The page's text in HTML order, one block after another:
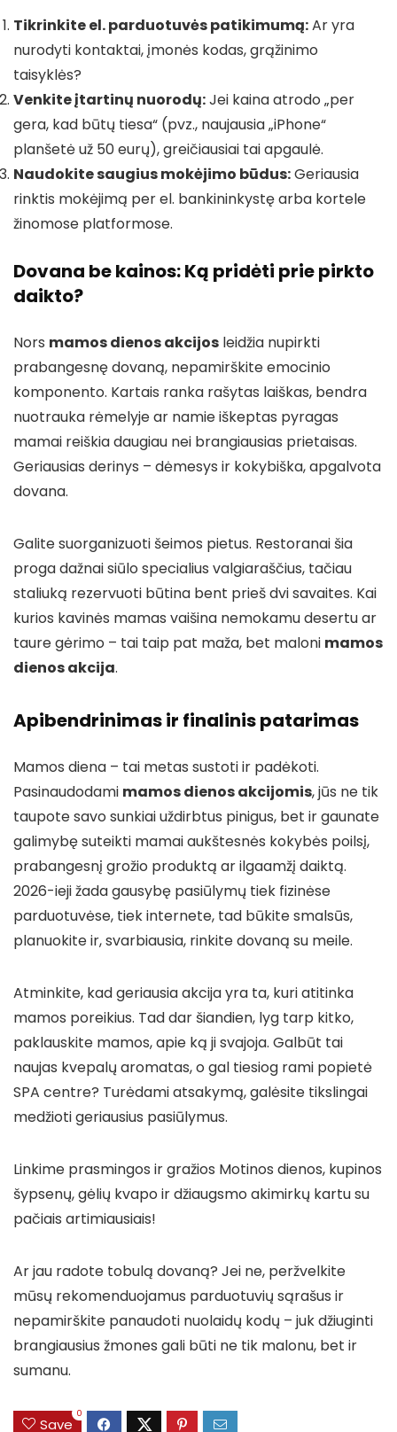
Tikrinkite el. parduotuvės patikimumą:Ar yra
nurodyti kontaktai, įmonės kodas, grąžinimo
taisyklės?
Venkite įtartinų nuorodų:Jei kaina atrodo „per
gera, kad būtų tiesa“ (pvz., naujausia „iPhone“
planšetė už 50 eurų), greičiausiai tai apgaulė.
Naudokite saugius mokėjimo būdus:Geriausia
rinktis mokėjimą per el. bankininkystę arba kortele
žinomose platformose.
Dovana be kainos: Ką pridėti prie pirkto
daikto?
Nors mamos dienos akcijos leidžia nupirkti
prabangesnę dovaną, nepamirškite emocinio
komponento. Kartais ranka rašytas laiškas, bendra
nuotrauka rėmelyje ar namie iškeptas pyragas
mamai reiškia daugiau nei brangiausias prietaisas.
Geriausias derinys – dėmesys ir kokybiška, apgalvota
dovana.
Galite suorganizuoti šeimos pietus. Restoranai šia
proga dažnai siūlo specialius valgiaraščius, tačiau
staliuką rezervuoti būtina bent prieš dvi savaites. Kai
kurios kavinės mamas vaišina nemokamu desertu ar
taure gėrimo – tai taip pat maža, bet maloni mamos
dienos akcija.
Apibendrinimas ir finalinis patarimas
Mamos diena – tai metas sustoti ir padėkoti.
Pasinaudodami mamos dienos akcijomis, jūs ne tik
taupote savo sunkiai uždirbtus pinigus, bet ir gaunate
galimybę suteikti mamai aukštesnės kokybės poilsį,
prabangesnį grožio produktą ar ilgaamžį daiktą.
2026-ieji žada gausybę pasiūlymų tiek fizinėse
parduotuvėse, tiek internete, tad būkite smalsūs,
planuokite ir, svarbiausia, rinkite dovaną su meile.
Atminkite, kad geriausia akcija yra ta, kuri atitinka
mamos poreikius. Tad dar šiandien, lyg tarp kitko,
paklauskite mamos, apie ką ji svajoja. Galbūt tai
naujas kvepalų aromatas, o gal tiesiog rami popietė
SPA centre? Turėdami atsakymą, galėsite tikslingai
medžioti geriausius pasiūlymus.
Linkime prasmingos ir gražios Motinos dienos, kupinos
šypsenų, gėlių kvapo ir džiaugsmo akimirkų kartu su
pačiais artimiausiais!
Ar jau radote tobulą dovaną? Jei ne, peržvelkite
mūsų rekomenduojamus parduotuvių sąrašus ir
nepamirškite panaudoti nuolaidų kodų – juk džiuginti
brangiausius žmones gali būti ne tik malonu, bet ir
sumanu.
Save
0